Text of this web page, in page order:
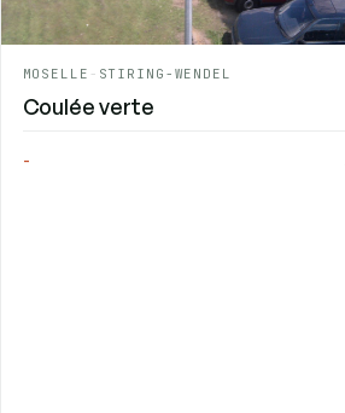
MOSELLE - STIRING-WENDEL
Coulée verte
-